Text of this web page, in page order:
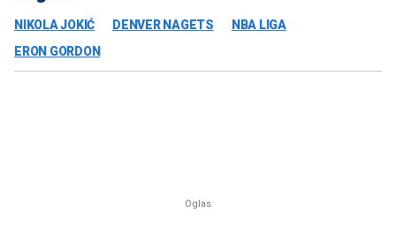
NIKOLA JOKIĆ DENVER NAGETS
NBA LIGA
ERON GORDON